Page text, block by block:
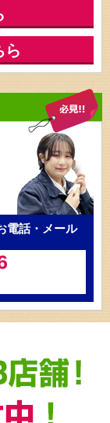
ら
電話・メール